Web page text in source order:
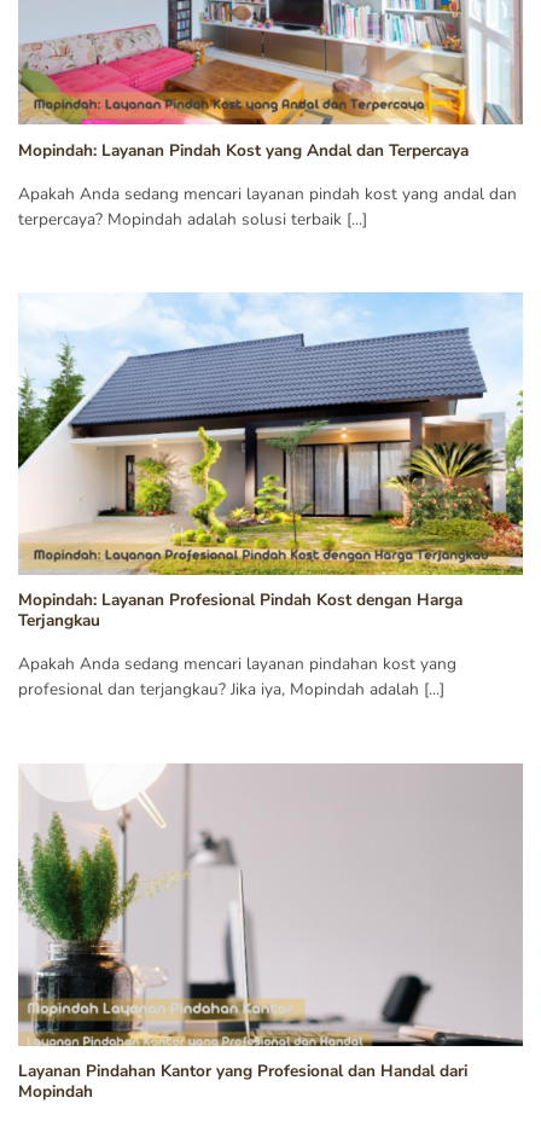
Mopindah: Layanan Pindah Kost yang Andal dan Terpercaya
Apakah Anda sedang mencari layanan pindah kost yang andal dan
terpercaya? Mopindah adalah solusi terbaik [...]
Mopindah: Layanan Profesional Pindah Kost dengan Harga
Terjangkau
Apakah Anda sedang mencari layanan pindahan kost yang
profesional dan terjangkau? Jika iya, Mopindah adalah [...]
Layanan Pindahan Kantor yang Profesional dan Handal dari
Mopindah